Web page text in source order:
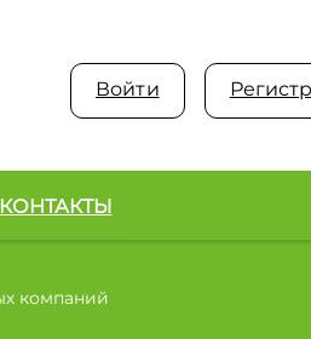
Войти
КОНТАКТЫ